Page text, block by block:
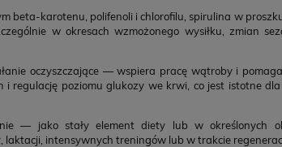
beta-karotenu, polifenoli i chlorofilu, spirulina w
w okresach wzmożonego wysiłku, zmian
oczyszczające — wspiera pracę wątroby i
i regulację poziomu glukozy we krwi, co jest istotne
— jako stały element diety lub w określonych
intensywnych treningów lub w trakcie